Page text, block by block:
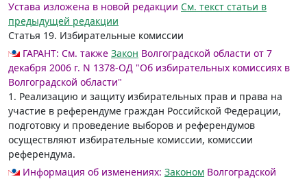
Устава изложена в новой редакции См. текст статьи в
предыдущей редакции
Статья 19. Избирательные комиссии
ГАРАНТ: См. также Закон Волгоградской области от 7
декабря 2006 г. N 1378-ОД "Об избирательных комиссиях в
Волгоградской области"
1. Реализацию и защиту избирательных прав и права на
участие в референдуме граждан Российской Федерации,
подготовку и проведение выборов и референдумов
осуществляют избирательные комиссии, комиссии
референдума.
Информация об изменениях: Законом Волгоградской